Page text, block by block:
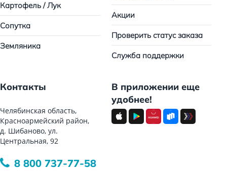
Картофель / Лук
Сопутка
Земляника
Акции
Проверить статус заказа
Служба поддержки
Контакты
Челябинская область,
Красноармейский район,
д. Шибаново, ул.
Центральная, 92
8 800 737-77-58
В приложении еще
удобнее!